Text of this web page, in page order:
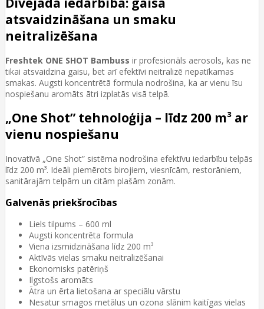
atsvaidzināšana un smaku
neitralizēšana
Freshtek ONE SHOT Bambuss ir profesionāls aerosols, kas ne
tikai atsvaidzina gaisu, bet arī efektīvi neitralizē nepatīkamas
smakas. Augsti koncentrētā formula nodrošina, ka ar vienu īsu
nospiešanu aromāts ātri izplatās visā telpā.
„One Shot” tehnoloģija – līdz 200 m³ ar
vienu nospiešanu
Inovatīvā „One Shot” sistēma nodrošina efektīvu iedarbību telpās
līdz 200 m³. Ideāli piemērots birojiem, viesnīcām, restorāniem,
sanitārajām telpām un citām plašām zonām.
Galvenās priekšrocības
Liels tilpums – 600 ml
Augsti koncentrēta formula
Viena izsmidzināšana līdz 200 m³
Aktīvās vielas smaku neitralizēšanai
Ekonomisks patēriņš
Ilgstošs aromāts
Ātra un ērta lietošana ar speciālu vārstu
Nesatur smagos metālus un ozona slānim kaitīgas vielas